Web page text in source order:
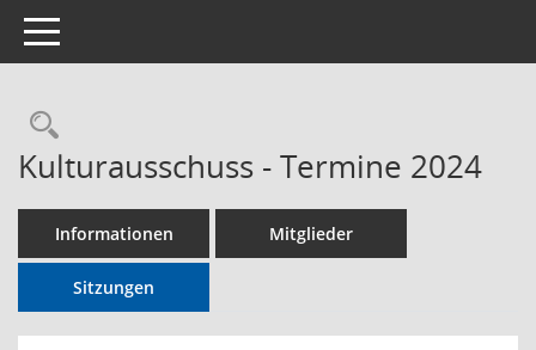
Toggle navigation
Rechercheauswahl
Kulturausschuss - Termine 2024
Informationen Mitglieder
Sitzungen